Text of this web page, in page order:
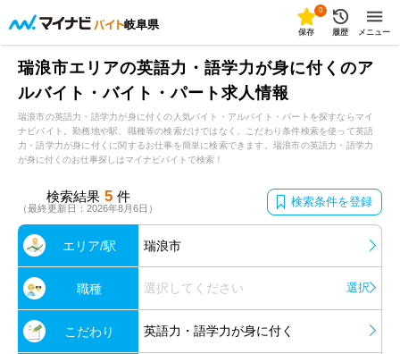
岐阜県
0
保存 履歴 メニュー
瑞浪市エリアの英語力・語学力が身に付くのア
ルバイト・バイト・パート求人情報
瑞浪市の英語力・語学力が身に付くの人気バイト・アルバイト・パートを探すならマイ
ナビバイト。勤務地や駅、職種等の検索だけではなく、こだわり条件検索を使って英語
力・語学力が身に付くに関するお仕事を簡単に検索できます。瑞浪市の英語力・語学力
が身に付くのお仕事探しはマイナビバイトで検索！
検索結果 5 件
（最終更新日：2026年8月6日） 検索条件を登録
エリア/駅 瑞浪市
職種 選択してください 選択
こだわり 英語力・語学力が身に付く